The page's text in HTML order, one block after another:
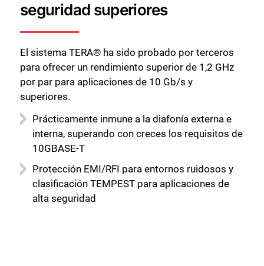
seguridad superiores
El sistema TERA® ha sido probado por terceros
para ofrecer un rendimiento superior de 1,2 GHz
por par para aplicaciones de 10 Gb/s y
superiores.
Prácticamente inmune a la diafonía externa e
interna, superando con creces los requisitos de
10GBASE-T
Protección EMI/RFI para entornos ruidosos y
clasificación TEMPEST para aplicaciones de
alta seguridad